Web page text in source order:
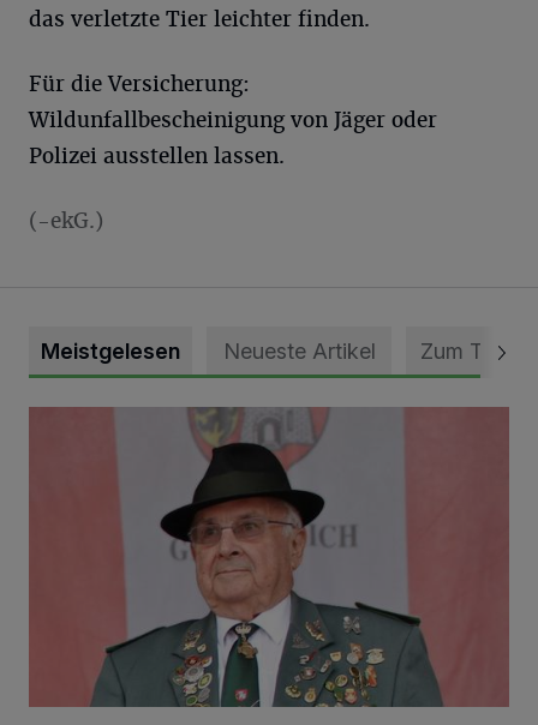
das verletzte Tier leichter finden.
Für die Versicherung:
Wildunfallbescheinigung von Jäger oder
Polizei ausstellen lassen.
(-ekG.)
Meistgelesen Neueste Artikel Zum Thema
Trauer um Heimatforscher und Herzblut-Schütze Hans